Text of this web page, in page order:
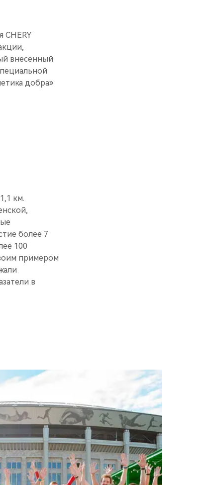
CHERY
внесенный
добра»
км.
более 7
100
примером
в